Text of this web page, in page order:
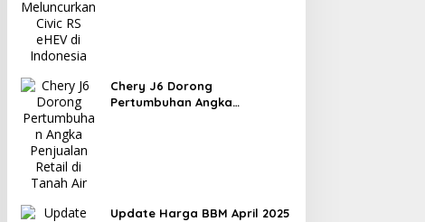
Chery J6 Dorong
Pertumbuhan Angka
Update Harga BBM April 2025